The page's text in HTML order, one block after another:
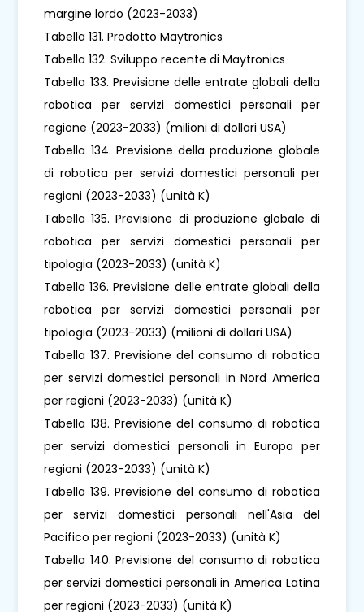
margine lordo (2023-2033)
Tabella 131. Prodotto Maytronics
Tabella 132. Sviluppo recente di Maytronics
Tabella 133. Previsione delle entrate globali della
robotica per servizi domestici personali per
regione (2023-2033) (milioni di dollari USA)
Tabella 134. Previsione della produzione globale
di robotica per servizi domestici personali per
regioni (2023-2033) (unità K)
Tabella 135. Previsione di produzione globale di
robotica per servizi domestici personali per
tipologia (2023-2033) (unità K)
Tabella 136. Previsione delle entrate globali della
robotica per servizi domestici personali per
tipologia (2023-2033) (milioni di dollari USA)
Tabella 137. Previsione del consumo di robotica
per servizi domestici personali in Nord America
per regioni (2023-2033) (unità K)
Tabella 138. Previsione del consumo di robotica
per servizi domestici personali in Europa per
regioni (2023-2033) (unità K)
Tabella 139. Previsione del consumo di robotica
per servizi domestici personali nell'Asia del
Pacifico per regioni (2023-2033) (unità K)
Tabella 140. Previsione del consumo di robotica
per servizi domestici personali in America Latina
per regioni (2023-2033) (unità K)